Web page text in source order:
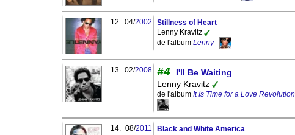
12. 04/2002
Stillness of Heart
Lenny Kravitz
de l'album Lenny
13. 02/2008 #4
I'll Be Waiting
Lenny Kravitz
de l'album It Is Time for a Love Revolution
14. 08/2011
Black and White America